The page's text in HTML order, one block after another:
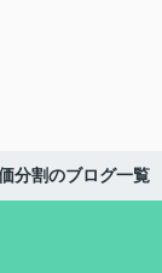
分割のブログ一覧